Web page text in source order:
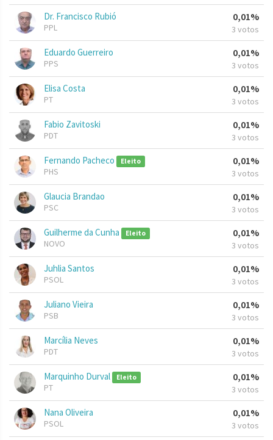
Dr. Francisco Rubió
PPL
0,01%
3 votos
Eduardo Guerreiro
PPS
0,01%
3 votos
Elisa Costa
PT
0,01%
3 votos
Fabio Zavitoski
PDT
0,01%
3 votos
Fernando Pacheco Eleito
PHS
0,01%
3 votos
Glaucia Brandao
PSC
0,01%
3 votos
Guilherme da Cunha Eleito
NOVO
0,01%
3 votos
Juhlia Santos
PSOL
0,01%
3 votos
Juliano Vieira
PSB
0,01%
3 votos
Marcília Neves
PDT
0,01%
3 votos
Marquinho Durval Eleito
PT
0,01%
3 votos
Nana Oliveira
PSOL
0,01%
3 votos